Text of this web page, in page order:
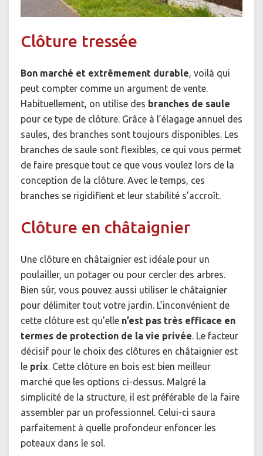
Clôture tressée
Bon marché et extrêmement durable, voilà qui
peut compter comme un argument de vente.
Habituellement, on utilise des branches de saule
pour ce type de clôture. Grâce à l’élagage annuel des
saules, des branches sont toujours disponibles. Les
branches de saule sont flexibles, ce qui vous permet
de faire presque tout ce que vous voulez lors de la
conception de la clôture. Avec le temps, ces
branches se rigidifient et leur stabilité s’accroît.
Clôture en châtaignier
Une clôture en châtaignier est idéale pour un
poulailler, un potager ou pour cercler des arbres.
Bien sûr, vous pouvez aussi utiliser le châtaignier
pour délimiter tout votre jardin. L’inconvénient de
cette clôture est qu'elle n’est pas très efficace en
termes de protection de la vie privée. Le facteur
décisif pour le choix des clôtures en châtaignier est
le prix. Cette clôture en bois est bien meilleur
marché que les options ci-dessus. Malgré la
simplicité de la structure, il est préférable de la faire
assembler par un professionnel. Celui-ci saura
parfaitement à quelle profondeur enfoncer les
poteaux dans le sol.